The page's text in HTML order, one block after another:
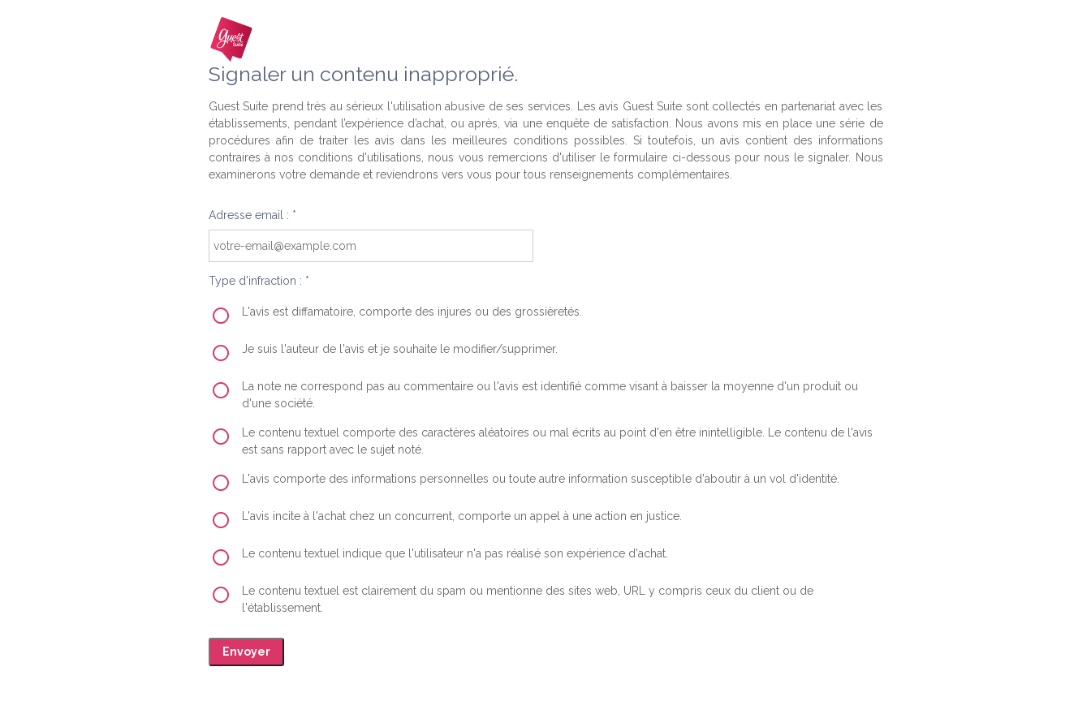
Signaler un contenu inapproprié.
Guest Suite prend très au sérieux l'utilisation abusive de ses services. Les avis Guest Suite sont collectés en partenariat avec les
établissements, pendant l’expérience d’achat, ou après, via une enquête de satisfaction. Nous avons mis en place une série de
procédures afin de traiter les avis dans les meilleures conditions possibles. Si toutefois, un avis contient des informations
contraires à nos conditions d'utilisations, nous vous remercions d'utiliser le formulaire ci-dessous pour nous le signaler. Nous
examinerons votre demande et reviendrons vers vous pour tous renseignements complémentaires.
Adresse email : *
Type d'infraction : *
L'avis est diffamatoire, comporte des injures ou des grossièretés.
Je suis l'auteur de l'avis et je souhaite le modifier/supprimer.
La note ne correspond pas au commentaire ou l'avis est identifié comme visant à baisser la moyenne d'un produit ou
d'une société.
Le contenu textuel comporte des caractères aléatoires ou mal écrits au point d'en être inintelligible. Le contenu de l'avis
est sans rapport avec le sujet noté.
L'avis comporte des informations personnelles ou toute autre information susceptible d'aboutir à un vol d'identité.
L'avis incite à l'achat chez un concurrent, comporte un appel à une action en justice.
Le contenu textuel indique que l'utilisateur n'a pas réalisé son expérience d'achat.
Le contenu textuel est clairement du spam ou mentionne des sites web, URL y compris ceux du client ou de
l'établissement.
Envoyer